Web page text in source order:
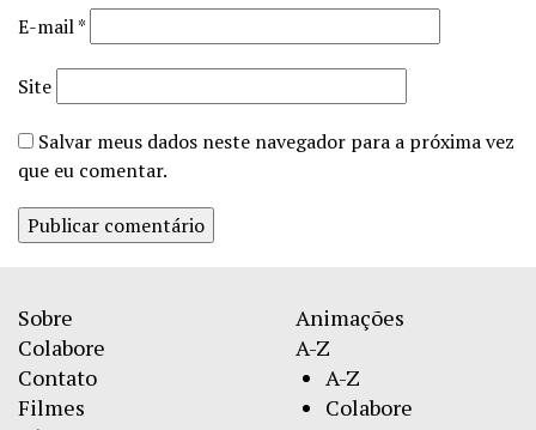
E-mail*
Site
Salvar meus dados neste navegador para a próxima vez
que eu comentar.
Sobre
Colabore
Contato
Filmes
Animações
A-Z
A-Z
Colabore